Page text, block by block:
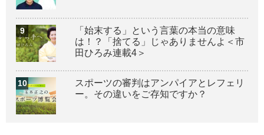
「始末する」という言葉の本当の意味
は！？「捨てる」じゃありませんよ＜市
田ひろみ連載4＞
スポーツの審判はアンパイアとレフェリ
ー。その違いをご存知ですか？